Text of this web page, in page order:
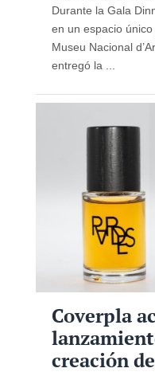
Durante la Gala
en un espacio
Museu Nacional
entregó la ...
Coverpla
creación